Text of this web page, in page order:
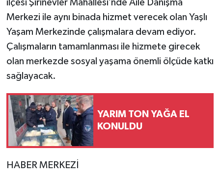
ilçesi Şirinevler Mahallesi’nde Aile Danışma
Merkezi ile aynı binada hizmet verecek olan Yaşlı
Yaşam Merkezinde çalışmalara devam ediyor.
Çalışmaların tamamlanması ile hizmete girecek
olan merkezde sosyal yaşama önemli ölçüde katkı
sağlayacak.
YARIM TON YAĞA EL
KONULDU
HABER MERKEZİ